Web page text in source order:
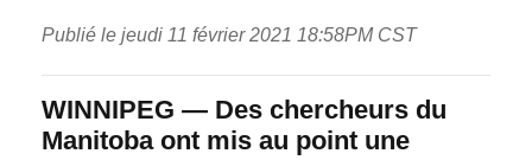
Publié le jeudi 11 février 2021 18:58PM CST
WINNIPEG — Des chercheurs du
Manitoba ont mis au point une